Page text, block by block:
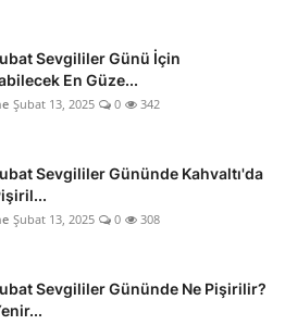
Sevgililer Günü İçin
En Güze...
Şubat 13, 2025 0 342
Sevgililer Gününde Kahvaltı'da
Şubat 13, 2025 0 308
Sevgililer Gününde Ne Pişirilir?